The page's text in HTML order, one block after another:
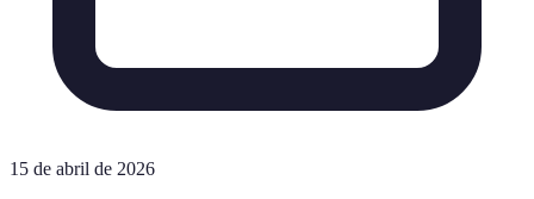
15 de abril de 2026